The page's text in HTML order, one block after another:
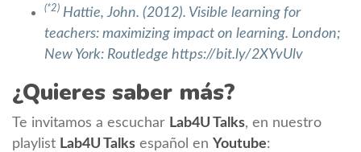
(*2) Hattie, John. (2012). Visible learning for
teachers: maximizing impact on learning. London;
New York: Routledge https://bit.ly/2XYvUlv
¿Quieres saber más?
Te invitamos a escuchar Lab4U Talks, en nuestro
playlist Lab4U Talks español en Youtube: